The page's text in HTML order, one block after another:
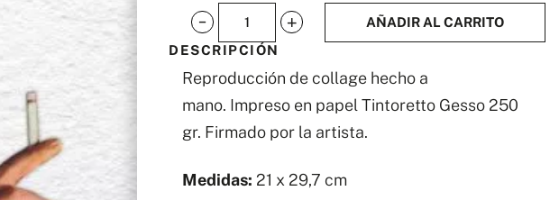
Rebeka
Elizegi
Collage
XIII
cantidad
AÑADIR AL CARRITO
DESCRIPCIÓN
Reproducción de collage hecho a
mano. Impreso en papel Tintoretto Gesso 250
gr. Firmado por la artista.
Medidas: 21 x 29,7 cm